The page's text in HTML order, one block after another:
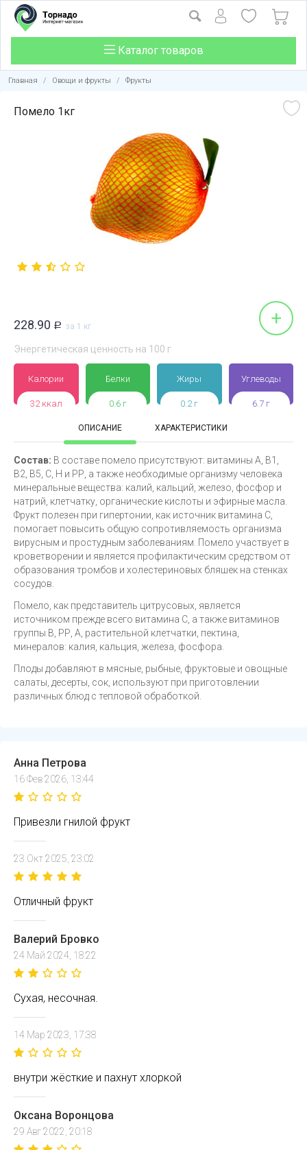
Каталог товаров
Главная / Овощи и фрукты / Фрукты
Помело 1кг
228.90 Р за 1 кг +
Энергетическая ценность на 100 г
Калории
32 ккал
Белки
0.6 г
Жиры
0.2 г
Углеводы
6.7 г
ОПИСАНИЕ ХАРАКТЕРИСТИКИ
Состав: В составе помело присутствуют: витамины А, В1,
В2, В5, С, Н и РР, а также необходимые организму человека
минеральные вещества: калий, кальций, железо, фосфор и
натрий, клетчатку, органические кислоты и эфирные масла.
Фрукт полезен при гипертонии, как источник витамина С,
помогает повысить общую сопротивляемость организма
вирусным и простудным заболеваниям. Помело участвует в
кроветворении и является профилактическим средством от
образования тромбов и холестериновых бляшек на стенках
сосудов.
Помело, как представитель цитрусовых, является
источником прежде всего витамина С, а также витаминов
группы В, РР, А, растительной клетчатки, пектина,
минералов: калия, кальция, железа, фосфора.
Плоды добавляют в мясные, рыбные, фруктовые и овощные
салаты, десерты, сок, используют при приготовлении
различных блюд с тепловой обработкой.
Анна Петрова
16 Фев 2026, 13:44
Привезли гнилой фрукт
23 Окт 2025, 23:02
Отличный фрукт
Валерий Бровко
24 Май 2024, 18:22
Сухая, несочная.
14 Мар 2023, 17:38
внутри жёсткие и пахнут хлоркой
Оксана Воронцова
29 Авг 2022, 20:18